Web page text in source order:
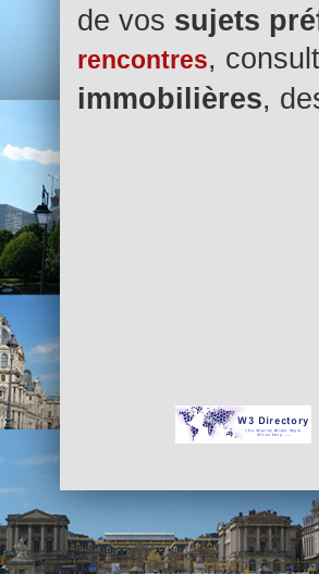
de vos sujets
rencontres,
immobilières,